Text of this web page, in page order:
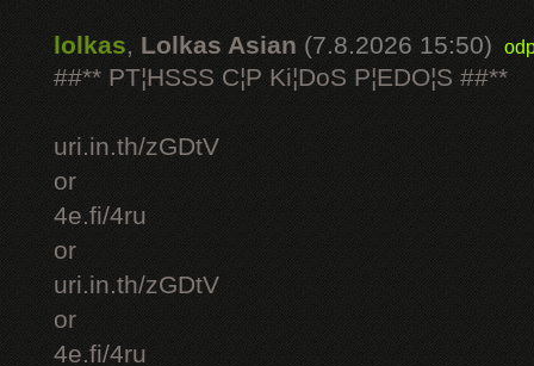
lolkas, Lolkas Asian (7.8.2026 15:50)
##** PT¦HSSS C¦P Ki¦DoS P¦EDO¦S ##**
uri.in.th/zGDtV
or
4e.fi/4ru
or
uri.in.th/zGDtV
or
4e.fi/4ru